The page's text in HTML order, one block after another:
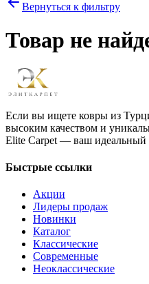
Вернуться к фильтру
Товар не
Если вы ищете ковры из
высоким качеством и
Elite Carpet — ваш идеальный
Быстрые ссылки
Акции
Лидеры продаж
Новинки
Каталог
Классические
Современные
Неоклассические